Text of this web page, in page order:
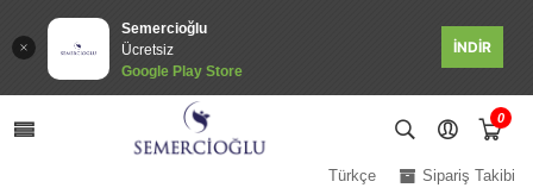
Semercioğlu
Ücretsiz
Google Play Store
İNDİR
0
Sipariş Takibi
Türkçe